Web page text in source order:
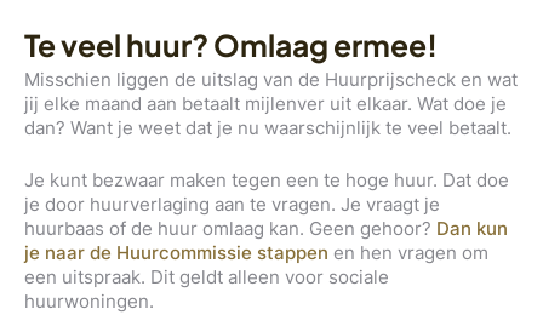
Te veel huur? Omlaag ermee!
Misschien liggen de uitslag van de Huurprijscheck en wat
jij elke maand aan betaalt mijlenver uit elkaar. Wat doe je
dan? Want je weet dat je nu waarschijnlijk te veel betaalt.
Je kunt bezwaar maken tegen een te hoge huur. Dat doe
je door huurverlaging aan te vragen. Je vraagt je
huurbaas of de huur omlaag kan. Geen gehoor? Dan kun
je naar de Huurcommissie stappen en hen vragen om
een uitspraak. Dit geldt alleen voor sociale
huurwoningen.